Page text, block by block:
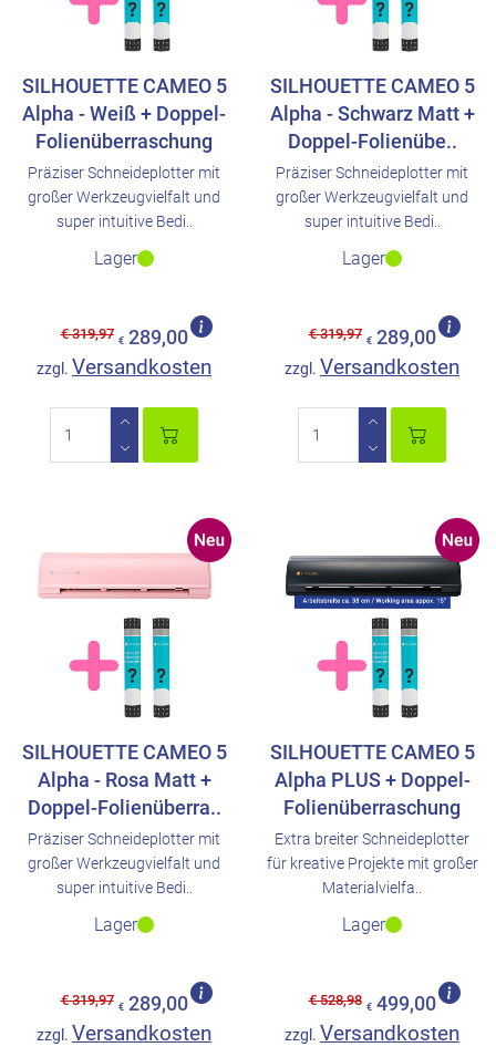
SILHOUETTE CAMEO 5
Alpha - Weiß + Doppel-
Folienüberraschung
Präziser Schneideplotter mit
großer Werkzeugvielfalt und
super intuitive Bedi..
Lager
€ 319,97 € 289,00
zzgl. Versandkosten
SILHOUETTE CAMEO 5
Alpha - Schwarz Matt +
Doppel-Folienübe..
Präziser Schneideplotter mit
großer Werkzeugvielfalt und
super intuitive Bedi..
Lager
€ 319,97 € 289,00
zzgl. Versandkosten
SILHOUETTE CAMEO 5
Alpha - Rosa Matt +
Doppel-Folienüberra..
Präziser Schneideplotter mit
großer Werkzeugvielfalt und
super intuitive Bedi..
Lager
€ 319,97 € 289,00
zzgl. Versandkosten
SILHOUETTE CAMEO 5
Alpha PLUS + Doppel-
Folienüberraschung
Extra breiter Schneideplotter
für kreative Projekte mit großer
Materialvielfa..
Lager
€ 528,98 € 499,00
zzgl. Versandkosten